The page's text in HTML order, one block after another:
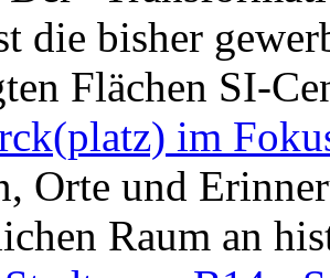
die bisher
Flächen SI-
im
Orte und
Raum an